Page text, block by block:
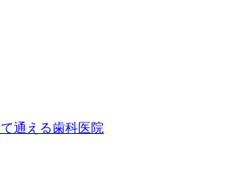
通える歯科医院